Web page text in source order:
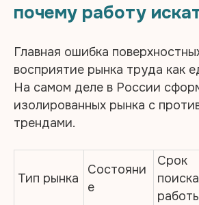
почему работу
Главная ошибка
восприятие рынка труда как
На самом деле в России
изолированных рынка с
трендами.
Тип рынка
Состояни
е
Срок
поиска